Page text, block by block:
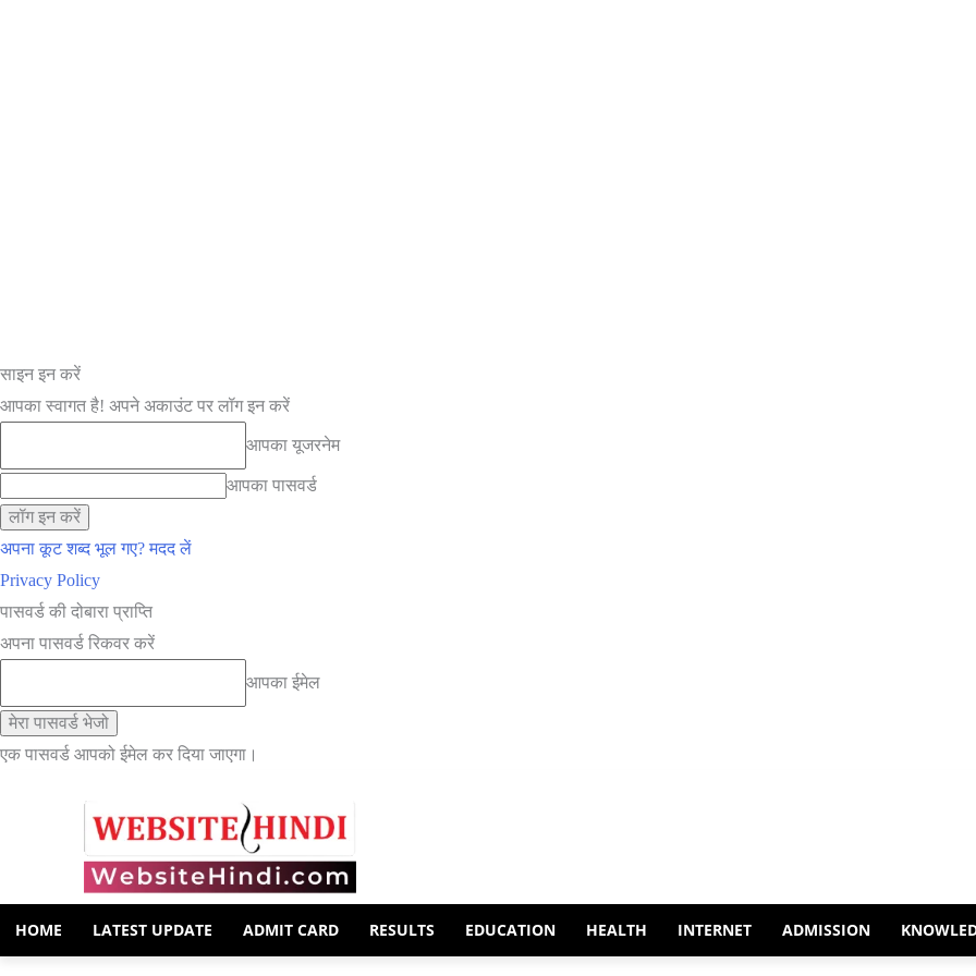
साइन इन करें
आपका स्वागत है! अपने अकाउंट पर लॉग इन करें
आपका यूजरनेम
आपका पासवर्ड
अपना कूट शब्द भूल गए? मदद लें
Privacy Policy
पासवर्ड की दोबारा प्राप्ति
अपना पासवर्ड रिकवर करें
आपका ईमेल
एक पासवर्ड आपको ईमेल कर दिया जाएगा।
HOME LATEST UPDATE ADMIT CARD RESULTS EDUCATION HEALTH INTERNET ADMISSION